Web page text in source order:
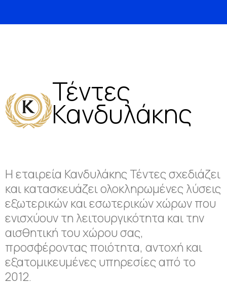
Τέντες
Κανδυλάκης
Η εταιρεία Κανδυλάκης Τέντες σχεδιάζει
και κατασκευάζει ολοκληρωμένες λύσεις
εξωτερικών και εσωτερικών χώρων που
ενισχύουν τη λειτουργικότητα και την
αισθητική του χώρου σας,
προσφέροντας ποιότητα, αντοχή και
εξατομικευμένες υπηρεσίες από το
2012.